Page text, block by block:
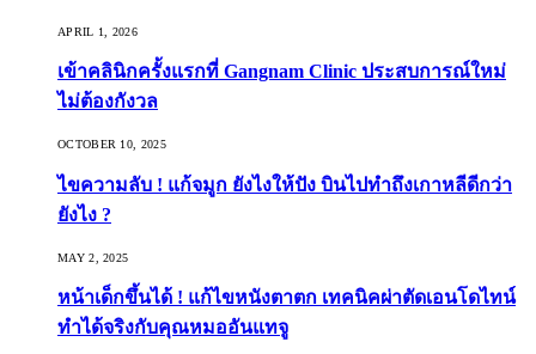
APRIL 1, 2026
เข้าคลินิกครั้งแรกที่ Gangnam Clinic ประสบการณ์ใหม่
ไม่ต้องกังวล
OCTOBER 10, 2025
ไขความลับ ! แก้จมูก ยังไงให้ปัง บินไปทำถึงเกาหลีดีกว่า
ยังไง ?
MAY 2, 2025
หน้าเด็กขึ้นได้ ! แก้ไขหนังตาตก เทคนิคผ่าตัดเอนโดไทน์
ทำได้จริงกับคุณหมออันแทจู